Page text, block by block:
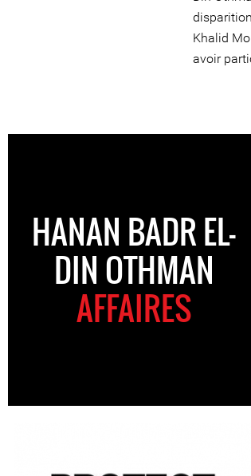
Khalid
avoir
HANAN BADR EL-
DIN OTHMAN
AFFAIRES